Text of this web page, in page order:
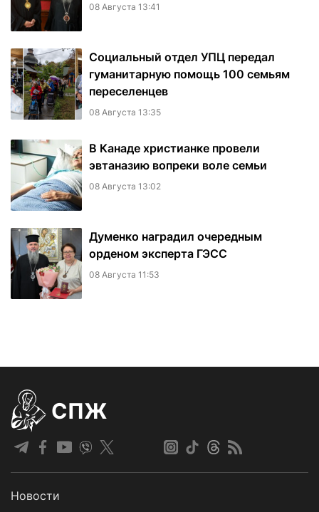
08 Августа 13:41
Социальный отдел УПЦ передал
гуманитарную помощь 100 семьям
переселенцев
08 Августа 13:35
В Канаде христианке провели
эвтаназию вопреки воле семьи
08 Августа 13:02
Думенко наградил очередным
орденом эксперта ГЭСС
08 Августа 11:53
СПЖ
Новости